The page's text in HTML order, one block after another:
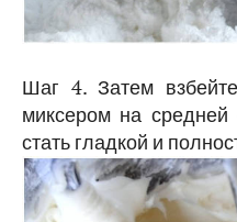
Шаг 4. Затем
миксером на
стать гладкой и